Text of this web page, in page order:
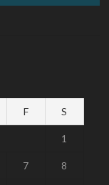
F S
1
7 8